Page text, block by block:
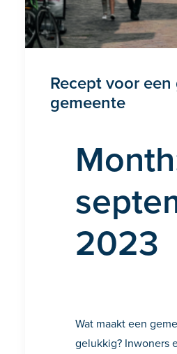
Recept voor
gemeente
2023
Wat maakt een
gelukkig? Inwoners